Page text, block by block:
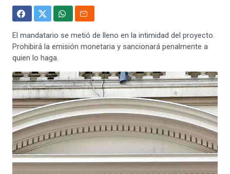
El mandatario se metió de lleno en la intimidad del proyecto.
Prohibirá la emisión monetaria y sancionará penalmente a
quien lo haga.